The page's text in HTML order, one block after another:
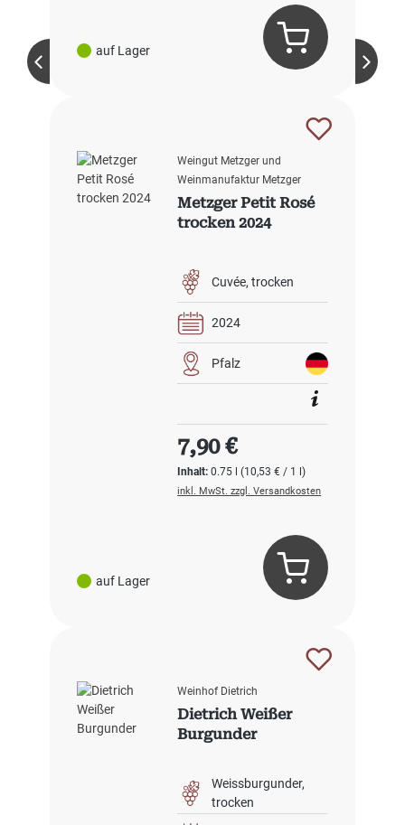
auf Lager
auf Lager
Weingut Metzger und
Weinmanufaktur Metzger
Metzger Petit Rosé
trocken 2024
Cuvée trocken
2024
Pfalz
Inhalt:0.75 l(10,53 € / 1 l)
Regulärer Preis:
7,90 €
inkl. MwSt. zzgl. Versandkosten
Weinhof Dietrich
Dietrich Weißer
Burgunder
Weissburgunder
trocken